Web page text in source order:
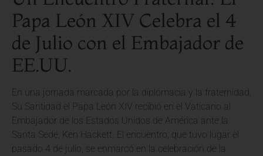
Papa León XIV Celebra el 4
de Julio con el Embajador de
EE.UU.
En una jornada marcada por la diplomacia y la fraternidad,
Su Santidad el Papa León XIV recibió en el Vaticano al
Embajador de los Estados Unidos de América ante la
Santa Sede, Ken Hackett. El encuentro, que tuvo lugar el
pasado 4 de julio, se enmarcó en la celebración de la